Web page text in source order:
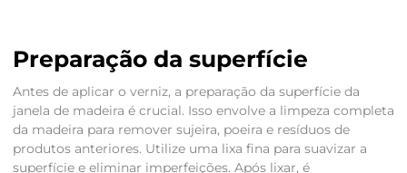
Preparação da superfície
Antes de aplicar o verniz, a preparação da superfície da
janela de madeira é crucial. Isso envolve a limpeza completa
da madeira para remover sujeira, poeira e resíduos de
produtos anteriores. Utilize uma lixa fina para suavizar a
superfície e eliminar imperfeições. Após lixar, é